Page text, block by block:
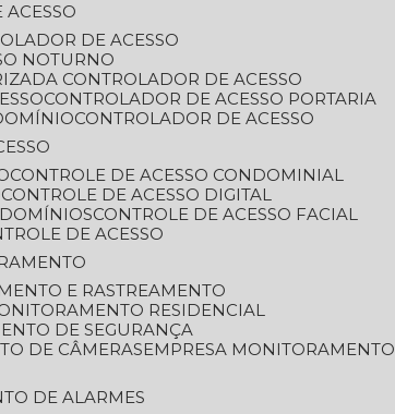
ACESSO
DE ACESSO
NOTURNO
CONTROLADOR DE ACESSO
CONTROLADOR DE ACESSO PORTARIA
CONTROLADOR DE ACESSO
CONTROLE DE ACESSO CONDOMINIAL
CONTROLE DE ACESSO DIGITAL
CONTROLE DE ACESSO FACIAL
DE ACESSO
E RASTREAMENTO
RESIDENCIAL
DE SEGURANÇA
DE CÂMERAS
EMPRESA MONITORAMENTO
DE ALARMES